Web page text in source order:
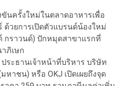
นครั้งใหม่ในตลาดอาหารเพื่อ
วยการเปิดตัวแบรนด์น้องใหม่
กราวนด์) ปักหมุดสาขาแรกที่
ภิเษก
ะธานเจ้าหน้าที่บริหาร บริษัท
หาชน) หรือ OKJ เปิดเผยถึงจุด